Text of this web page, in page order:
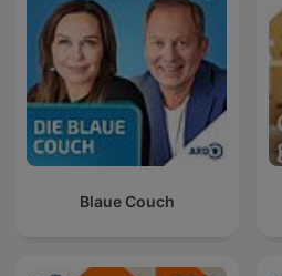
Blaue Couch